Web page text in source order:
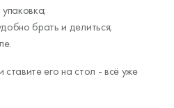
брать и делиться;
его на стол - всё уже